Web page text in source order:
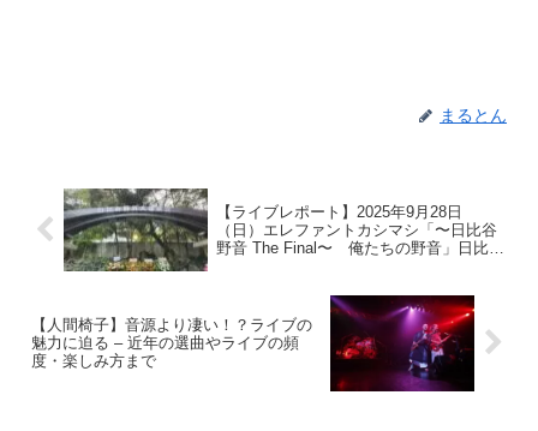
まるとん
【ライブレポート】2025年9月28日
（日）エレファントカシマシ「〜日比谷
野音 The Final〜 俺たちの野音」日比谷
【人間椅子】音源より凄い！？ライブの
魅力に迫る – 近年の選曲やライブの頻
度・楽しみ方まで